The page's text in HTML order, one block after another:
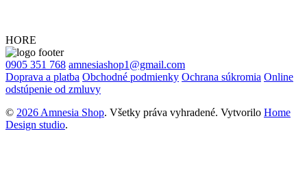
HORE
0905 351 768 amnesiashop1@gmail.com
Doprava a platba Obchodné podmienky Ochrana súkromia Online
odstúpenie od zmluvy
© 2026 Amnesia Shop. Všetky práva vyhradené. Vytvorilo Home
Design studio.